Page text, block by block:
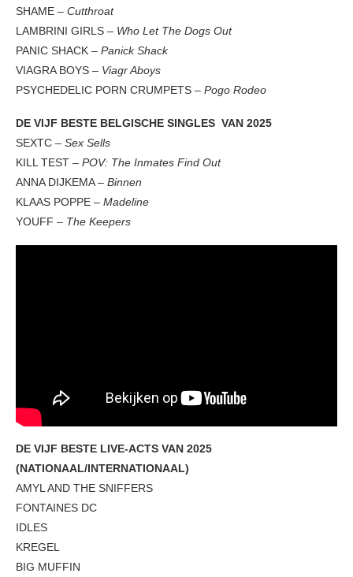
SHAME – Cutthroat
LAMBRINI GIRLS – Who Let The Dogs Out
PANIC SHACK – Panick Shack
VIAGRA BOYS – Viagr Aboys
PSYCHEDELIC PORN CRUMPETS – Pogo Rodeo
DE VIJF BESTE BELGISCHE SINGLES VAN 2025
SEXTC – Sex Sells
KILL TEST – POV: The Inmates Find Out
ANNA DIJKEMA – Binnen
KLAAS POPPE – Madeline
YOUFF – The Keepers
DE VIJF BESTE LIVE-ACTS VAN 2025
(NATIONAAL/INTERNATIONAAL)
AMYL AND THE SNIFFERS
FONTAINES DC
IDLES
KREGEL
BIG MUFFIN